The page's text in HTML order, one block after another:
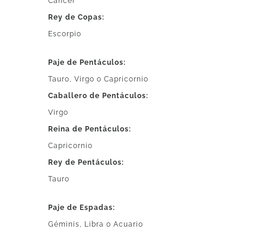
Rey de Copas:
Escorpio
Paje de Pentáculos:
Tauro, Virgo o Capricornio
Caballero de Pentáculos:
Virgo
Reina de Pentáculos:
Capricornio
Rey de Pentáculos:
Tauro
Paje de Espadas:
Géminis, Libra o Acuario